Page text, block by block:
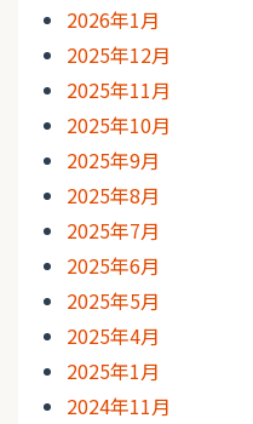
2026年1月
2025年12月
2025年11月
2025年10月
2025年9月
2025年8月
2025年7月
2025年6月
2025年5月
2025年4月
2025年1月
2024年11月